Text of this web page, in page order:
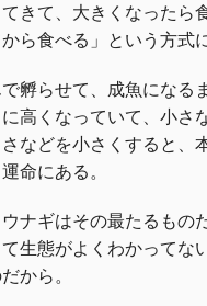
きて、大きくなった
ら食べる」という方式
孵らせて、成魚になる
高くなっていて、小
などを小さくすると
命にある。
ナギはその最たるも
生態がよくわかって
から。